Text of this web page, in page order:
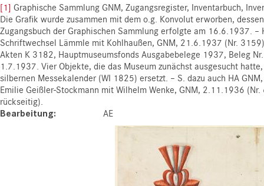
[1] Graphische Sammlung GNM, Zugangsregister, Inventarbuch,
Die Grafik wurde zusammen mit dem o.g. Konvolut erworben,
Zugangsbuch der Graphischen Sammlung erfolgte am 16.6.1937.
Schriftwechsel Lämmle mit Kohlhaußen, GNM, 21.6.1937 (Nr.
Akten K 3182, Hauptmuseumsfonds Ausgabebelege 1937, Beleg
1.7.1937. Vier Objekte, die das Museum zunächst ausgesucht
silbernen Messekalender (WI 1825) ersetzt. – S. dazu auch HA
Emilie Geißler-Stockmann mit Wilhelm Wenke, GNM, 2.11.1936
rückseitig).
Bearbeitung AE